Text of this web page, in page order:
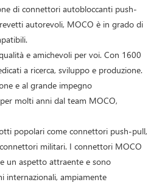
di connettori autobloccanti push-
autorevoli, MOCO è in grado di
e amichevoli per voi. Con 1600
a ricerca, sviluppo e produzione.
e al grande impegno
molti anni dal team MOCO,
popolari come connettori push-pull,
militari. I connettori MOCO
un aspetto attraente e sono
internazionali, ampiamente